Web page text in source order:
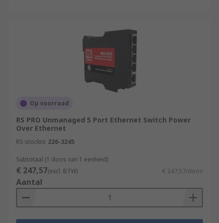
Op voorraad
RS PRO Unmanaged 5 Port Ethernet Switch Power
Over Ethernet
RS-stocknr. 226-3245
Subtotaal (1 doos van 1 eenheid)
€ 247,57(excl. BTW) € 247,57/doos
Aantal